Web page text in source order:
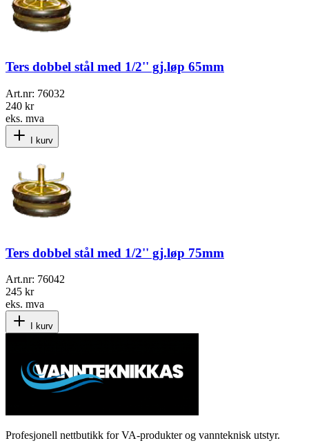
Ters dobbel stål med 1/2'' gj.løp 65mm
Art.nr: 76032
240 kr
eks. mva
I kurv
Ters dobbel stål med 1/2'' gj.løp 75mm
Art.nr: 76042
245 kr
eks. mva
I kurv
Profesjonell nettbutikk for VA-produkter og vannteknisk utstyr.